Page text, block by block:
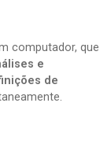
computador, que
e
de